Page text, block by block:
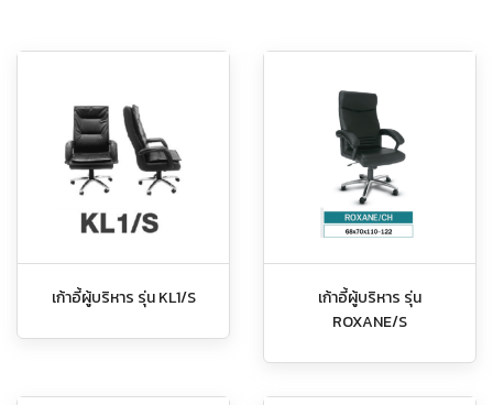
เก้าอี้ผู้บริหาร รุ่น KL1/S
เก้าอี้ผู้บริหาร รุ่น
ROXANE/S